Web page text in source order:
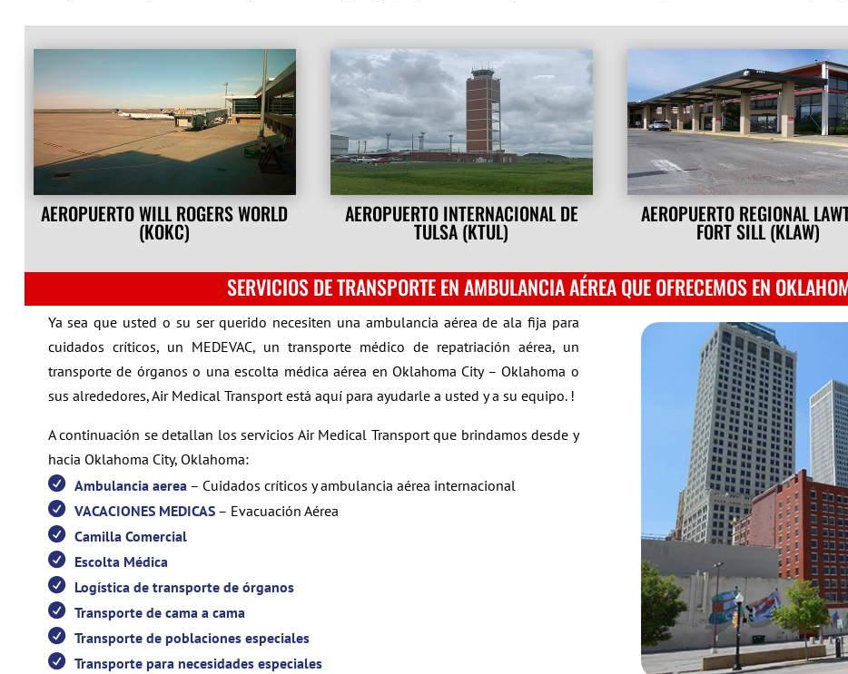
AEROPUERTO WILL ROGERS WORLD
(KOKC)
AEROPUERTO INTERNACIONAL DE
TULSA (KTUL)
AEROPUERTO REGIONAL
FORT SILL (KLAW)
SERVICIOS DE TRANSPORTE EN AMBULANCIA AÉREA QUE OFRECEMOS EN
Ya sea que usted o su ser querido necesiten una ambulancia aérea de ala fija para
cuidados críticos, un MEDEVAC, un transporte médico de repatriación aérea, un
transporte de órganos o una escolta médica aérea en Oklahoma City – Oklahoma o
sus alrededores, Air Medical Transport está aquí para ayudarle a usted y a su equipo. !
A continuación se detallan los servicios Air Medical Transport que brindamos desde y
hacia Oklahoma City, Oklahoma:
Ambulancia aerea– Cuidados críticos y ambulancia aérea internacional
VACACIONES MEDICAS– Evacuación Aérea
Camilla Comercial
Escolta Médica
Logística de transporte de órganos
Transporte de cama a cama
Transporte de poblaciones especiales
Transporte para necesidades especiales